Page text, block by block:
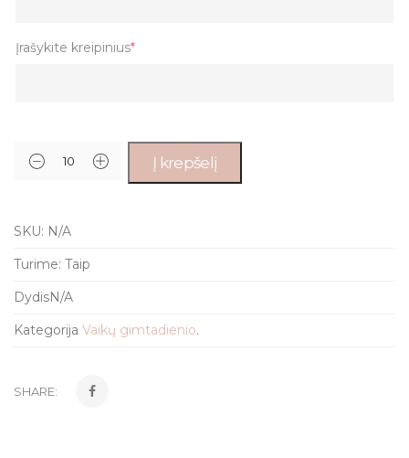
Įrašykite kreipinius*
Į krepšelį
SKU: N/A
Turime: Taip
DydisN/A
Kategorija Vaikų gimtadienio.
SHARE: